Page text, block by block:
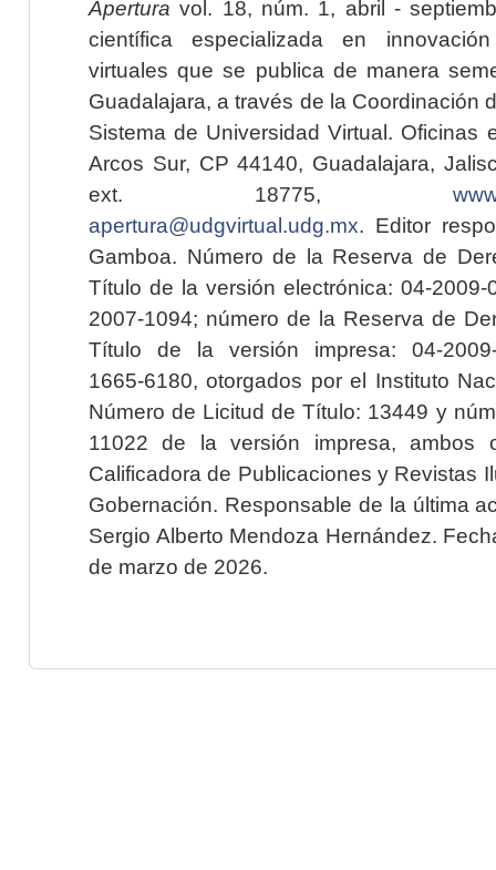
Apertura vol. 18, núm. 1, abril -
científica especializada en
virtuales que se publica de manera
Guadalajara, a través de la Coordinación
Sistema de Universidad Virtual. Oficinas
Arcos Sur, CP 44140, Guadalajara,
ext. 18775,
apertura@udgvirtual.udg.mx. Editor
Gamboa. Número de la Reserva de
Título de la versión electrónica: 04-2009-
2007-1094; número de la Reserva de
Título de la versión impresa: 04-2009-
1665-6180, otorgados por el Instituto
Número de Licitud de Título: 13449 y
11022 de la versión impresa, ambos
Calificadora de Publicaciones y Revistas
Gobernación. Responsable de la última
Sergio Alberto Mendoza Hernández.
de marzo de 2026.